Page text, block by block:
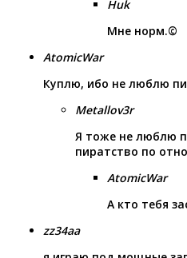
Huk
Мне норм.©
AtomicWar
Куплю, ибо не люблю
Metallov3r
Я тоже не люблю
пиратство по
AtomicWar
А кто тебя
zz34aa